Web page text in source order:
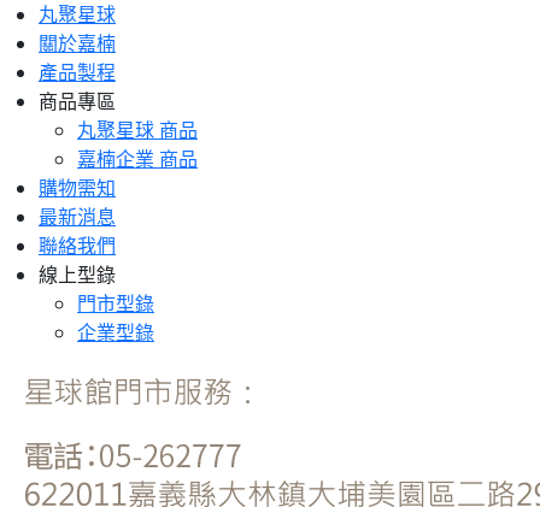
丸聚星球
關於嘉楠
產品製程
商品專區
丸聚星球 商品
嘉楠企業 商品
購物需知
最新消息
聯絡我們
線上型錄
門市型錄
企業型錄